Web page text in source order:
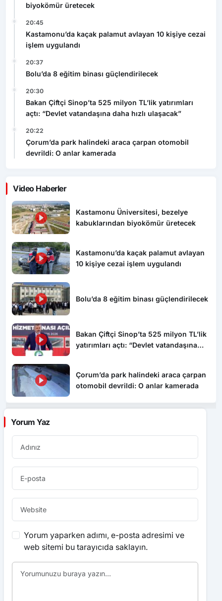
biyokömür üretecek
20:45
Kastamonu’da kaçak palamut avlayan 10 kişiye cezai
işlem uygulandı
20:37
Bolu’da 8 eğitim binası güçlendirilecek
20:30
Bakan Çiftçi Sinop’ta 525 milyon TL’lik yatırımları
açtı: “Devlet vatandaşına daha hızlı ulaşacak”
20:22
Çorum’da park halindeki araca çarpan otomobil
devrildi: O anlar kamerada
Video Haberler
Kastamonu Üniversitesi, bezelye
kabuklarından biyokömür üretecek
Kastamonu’da kaçak palamut avlayan
10 kişiye cezai işlem uygulandı
Bolu’da 8 eğitim binası güçlendirilecek
Bakan Çiftçi Sinop’ta 525 milyon TL’lik
yatırımları açtı: “Devlet vatandaşına
Çorum’da park halindeki araca çarpan
otomobil devrildi: O anlar kamerada
Yorum Yaz
Yorum yaparken adımı, e-posta adresimi ve
web sitemi bu tarayıcıda saklayın.